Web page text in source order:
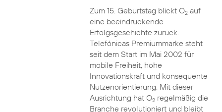
Zum 15. Geburtstag blickt O2auf
eine beeindruckende
Erfolgsgeschichte zurück.
Telefónicas Premiummarke steht
seit dem Start im Mai 2002 für
mobile Freiheit, hohe
Innovationskraft und konsequente
Nutzenorientierung. Mit dieser
Ausrichtung hat O2regelmäßig die
Branche revolutioniert und bleibt